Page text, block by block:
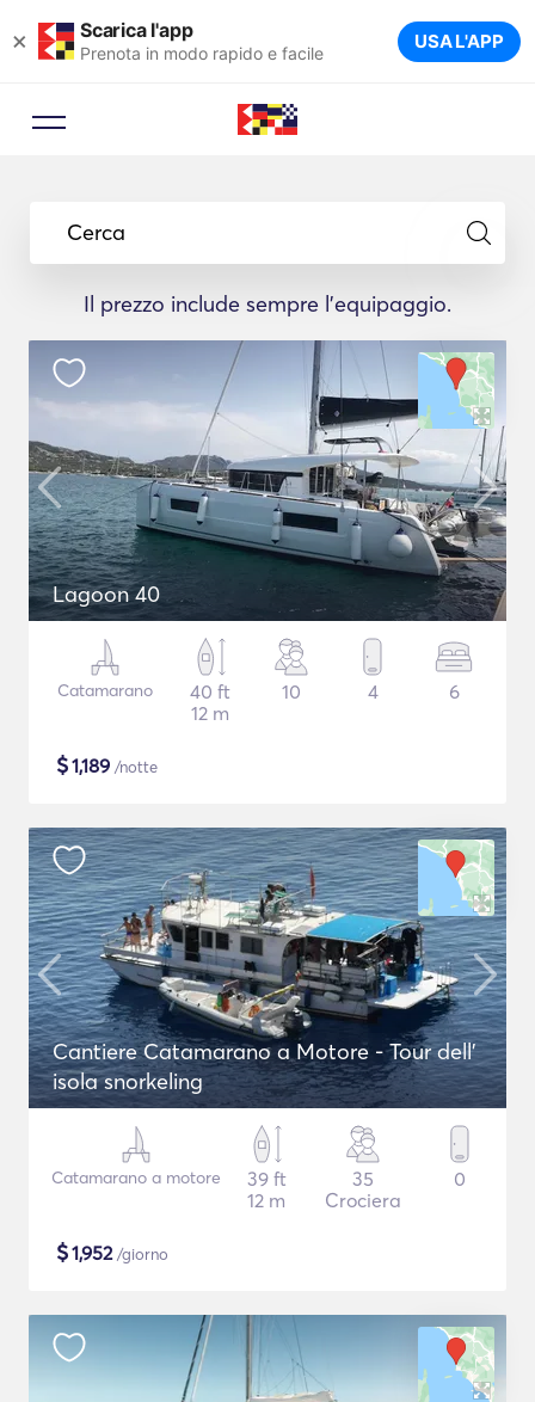
× Scarica l'app
Prenota in modo rapido e facile USA L'APP
Cerca
Il prezzo include sempre l'equipaggio.
Lagoon 40
Catamarano
40 ft
12 m
10 4 6
$1,189 /notte
Cantiere Catamarano a Motore - Tour dell'
isola snorkeling
Catamarano a motore
39 ft
12 m
35
Crociera
0
$1,952/giorno